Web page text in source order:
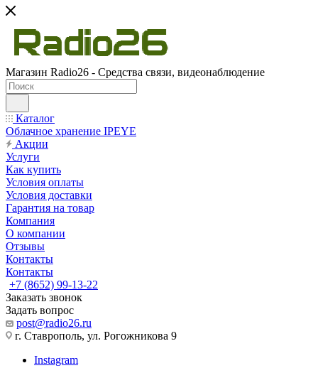
Магазин Radio26 - Средства связи, видеонаблюдение
Каталог
Облачное хранение IPEYE
Акции
Услуги
Как купить
Условия оплаты
Условия доставки
Гарантия на товар
Компания
О компании
Отзывы
Контакты
Контакты
+7 (8652) 99-13-22
Заказать звонок
Задать вопрос
post@radio26.ru
г. Ставрополь, ул. Рогожникова 9
Instagram